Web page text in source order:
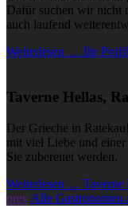
Dafür suchen wir nicht
auch laufend
Weiterlesen … Ihr
Taverne Hellas,
Der Grieche in
mit viel Liebe und
Sie zubereitet werden.
Weiterlesen … Taverne
prev Alle Gastronomen